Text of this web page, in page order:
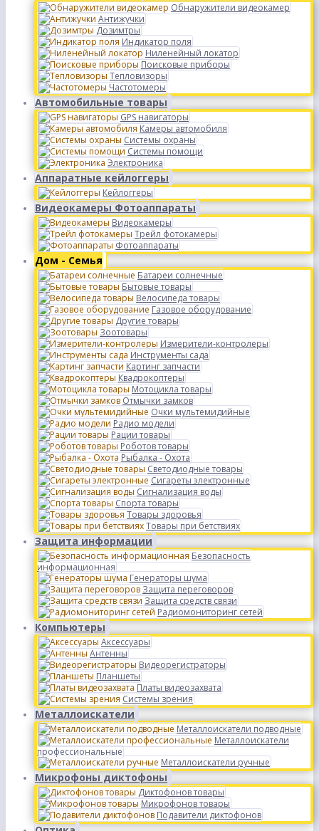
Обнаружители видеокамер
Антижучки
Дозимтры
Индикатор поля
Ниленейный локатор
Поисковые приборы
Тепловизоры
Частотомеры
Автомобильные товары
GPS навигаторы
Камеры автомобиля
Системы охраны
Системы помощи
Электроника
Аппаратные кейлоггеры
Кейлоггеры
Видеокамеры Фотоаппараты
Видеокамеры
Трейл фотокамеры
Фотоаппараты
Дом - Семья
Батареи солнечные
Бытовые товары
Велосипеда товары
Газовое оборудование
Другие товары
Зоотовары
Измерители-контролеры
Инструменты сада
Картинг запчасти
Квадрокоптеры
Мотоцикла товары
Отмычки замков
Очки мультемидийные
Радио модели
Рации товары
Роботов товары
Рыбалка - Охота
Светодиодные товары
Сигареты электронные
Сигнализация воды
Спорта товары
Товары здоровья
Товары при бетствиях
Защита информации
Безопасность
информационная
Генераторы шума
Защита переговоров
Защита средств связи
Радиомониторинг сетей
Компьютеры
Аксессуары
Антенны
Видеорегистраторы
Планшеты
Платы видеозахвата
Системы зрения
Металлоискатели
Металлоискатели подводные
Металлоискатели
профессиональные
Металлоискатели ручные
Микрофоны диктофоны
Диктофонов товары
Микрофонов товары
Подавители диктофонов